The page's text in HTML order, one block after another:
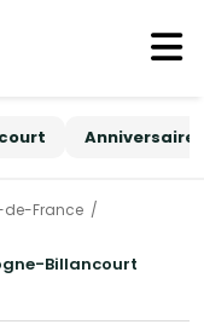
Anniversaire
de-France
Billancourt